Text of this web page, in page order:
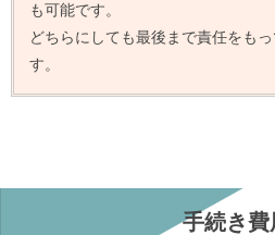
も可能です。
どちらにしても最後まで責任をも
す。
手続き費